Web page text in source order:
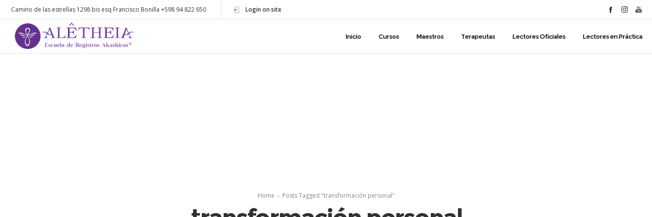
Camino de las estrellas 1298 bis esq Francisco Bonilla +598 94 822 650 Login on site
Inicio Cursos Maestros Terapeutas Lectores Oficiales Lectores en Práctica
Home Posts Tagged "transformación personal"